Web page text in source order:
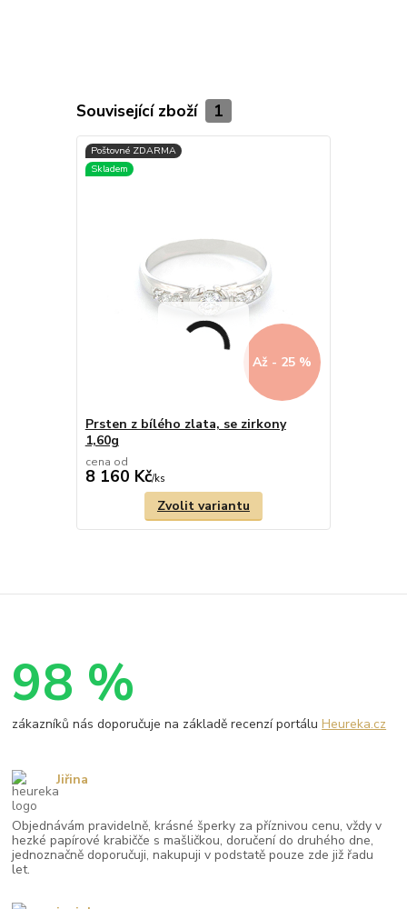
Související zboží 1
Až - 25 %
Prsten z bílého zlata, se zirkony
1,60g
cena od
8 160 Kč/ks
Zvolit variantu
98 %
zákazníků nás doporučuje na základě recenzí portáluHeureka.cz
Objednávám pravidelně, krásné šperky za příznivou cenu, vždy v
hezké papírové krabičče s mašličkou, doručení do druhého dne,
jednoznačně doporučuji, nakupuji v podstatě pouze zde již řadu
let.
Jiřina